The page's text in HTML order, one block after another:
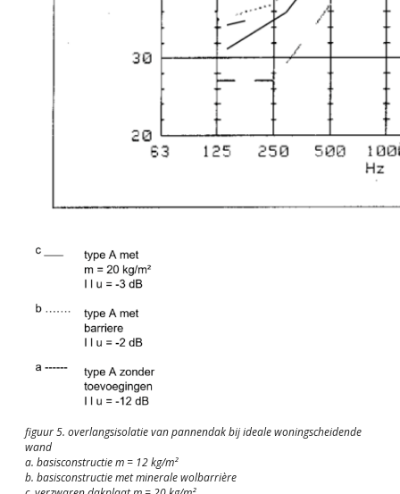
figuur 5. overlangsisolatie van pannendak bij ideale woningscheidende
wand
a. basisconstructie m = 12 kg/m²
b. basisconstructie met minerale wolbarrière